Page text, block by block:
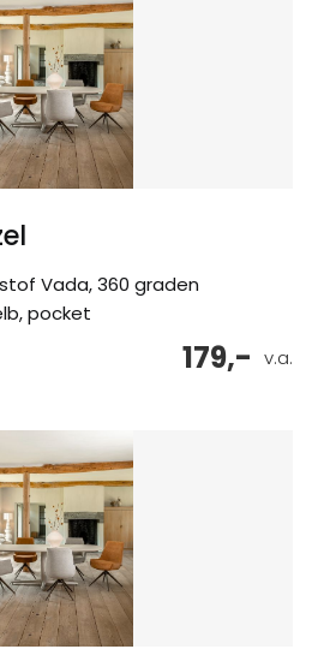
Vada, 360 graden
pocket
v.a.
179,-